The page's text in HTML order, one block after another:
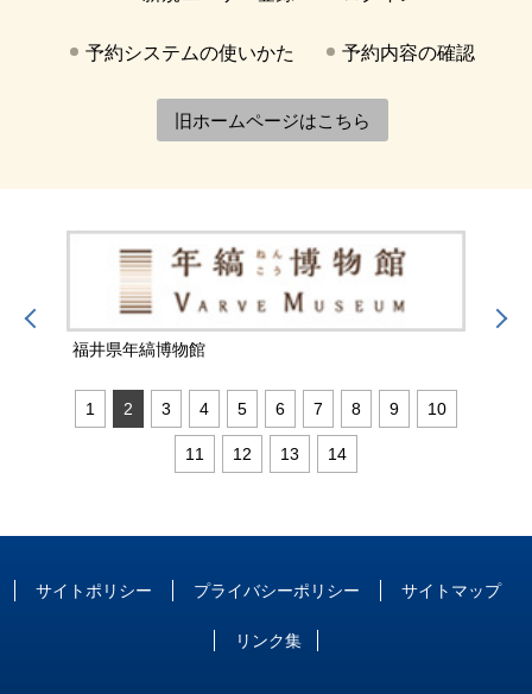
予約システムの使いかた 予約内容の確認
旧ホームページはこちら
福井県年縞博物館
1 2 3 4 5 6 7 8 9 10
11 12 13 14
サイトポリシー プライバシーポリシー サイトマップ
リンク集